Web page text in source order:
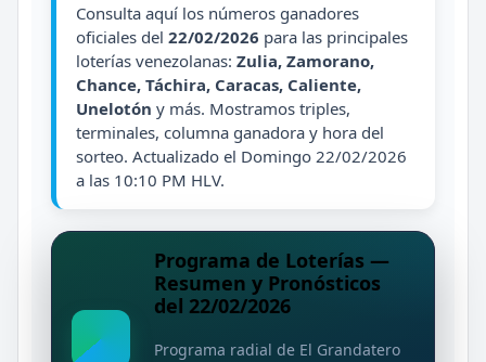
Consulta aquí los números ganadores
oficiales del 22/02/2026 para las principales
loterías venezolanas: Zulia, Zamorano,
Chance, Táchira, Caracas, Caliente,
Unelotón y más. Mostramos triples,
terminales, columna ganadora y hora del
sorteo. Actualizado el Domingo 22/02/2026
a las 10:10 PM HLV.
Programa de Loterías —
Resumen y Pronósticos
del 22/02/2026
Programa radial de El Grandatero